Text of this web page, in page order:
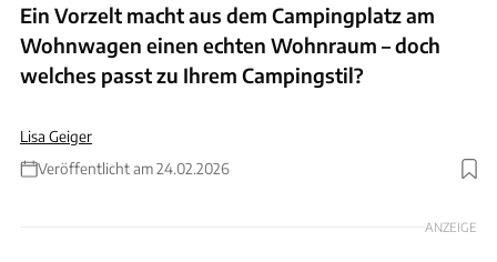
Ein Vorzelt macht aus dem Campingplatz am
Wohnwagen einen echten Wohnraum – doch
welches passt zu Ihrem Campingstil?
Lisa Geiger
Veröffentlicht am 24.02.2026
Foto: Frankana
ANZEIGE